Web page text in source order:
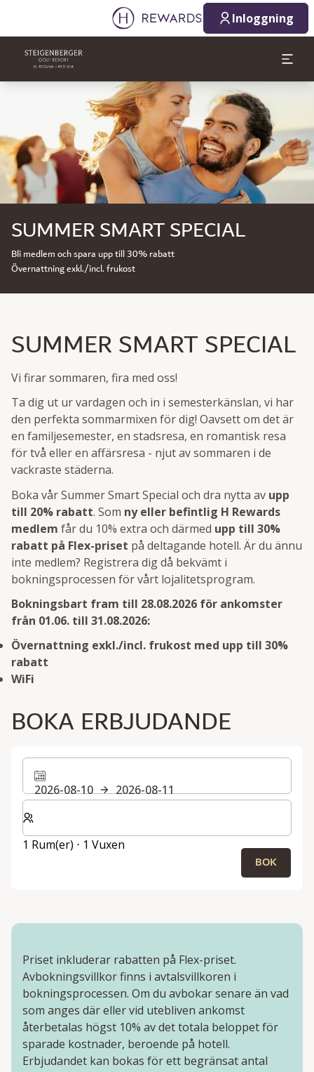
Inloggning
SUMMER SMART SPECIAL
Bli medlem och spara upp till 30% rabatt
Övernattning exkl./incl. frukost
SUMMER SMART SPECIAL
Vi firar sommaren, fira med oss!
Ta dig ut ur vardagen och in i semesterkänslan, vi har
den perfekta sommarmixen för dig! Oavsett om det är
en familjesemester, en stadsresa, en romantisk resa
för två eller en affärsresa - njut av sommaren i de
vackraste städerna.
Boka vår Summer Smart Special och dra nytta av upp
till 20% rabatt. Som ny eller befintlig H Rewards
medlem får du 10% extra och därmed upp till 30%
rabatt på Flex-priset på deltagande hotell. Är du ännu
inte medlem? Registrera dig då bekvämt i
bokningsprocessen för vårt lojalitetsprogram.
Bokningsbart fram till 28.08.2026 för ankomster
från 01.06. till 31.08.2026:
Övernattning exkl./incl. frukost med upp till 30%
rabatt
WiFi
BOKA ERBJUDANDE
2026-08-10
2026-08-11
Välj antal rum och gäster för din vistelse
1 Rum(er) ⋅ 1 Vuxen
BOK
Priset inkluderar rabatten på Flex-priset.
Avbokningsvillkor finns i avtalsvillkoren i
bokningsprocessen. Om du avbokar senare än vad
som anges där eller vid utebliven ankomst
återbetalas högst 10% av det totala beloppet för
sparade kostnader, beroende på hotell.
Erbjudandet kan bokas för ett begränsat antal